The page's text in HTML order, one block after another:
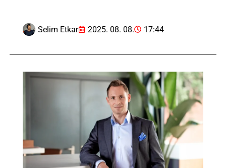
Selim Etkar 2025. 08. 08. 17:44